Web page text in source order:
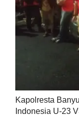
Kapolresta
Indonesia U-23